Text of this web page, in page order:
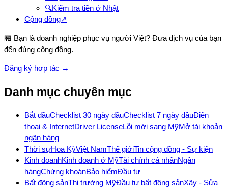
🔍Kiểm tra tiền ở Nhật
Cộng đồng↗
🏪 Bạn là doanh nghiệp phục vụ người Việt? Đưa dịch vụ của bạn
đến đúng cộng đồng.
Đăng ký hợp tác →
Danh mục chuyên mục
Bắt đầuChecklist 30 ngày đầuChecklist 7 ngày đầuĐiện
thoại & InternetDriver LicenseLỗi mới sang MỹMở tài khoản
ngân hàng
Thời sựHoa KỳViệt NamThế giớiTin cộng đồng - Sự kiện
Kinh doanhKinh doanh ở MỹTài chính cá nhânNgân
hàngChứng khoánBảo hiểmĐầu tư
Bất động sảnThị trường MỹĐầu tư bất động sảnXây - Sửa